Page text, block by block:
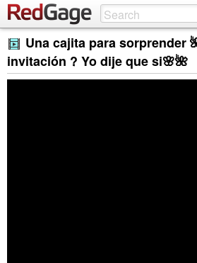
Una cajita para sorprender
invitación ? Yo dije que si🌸🌺